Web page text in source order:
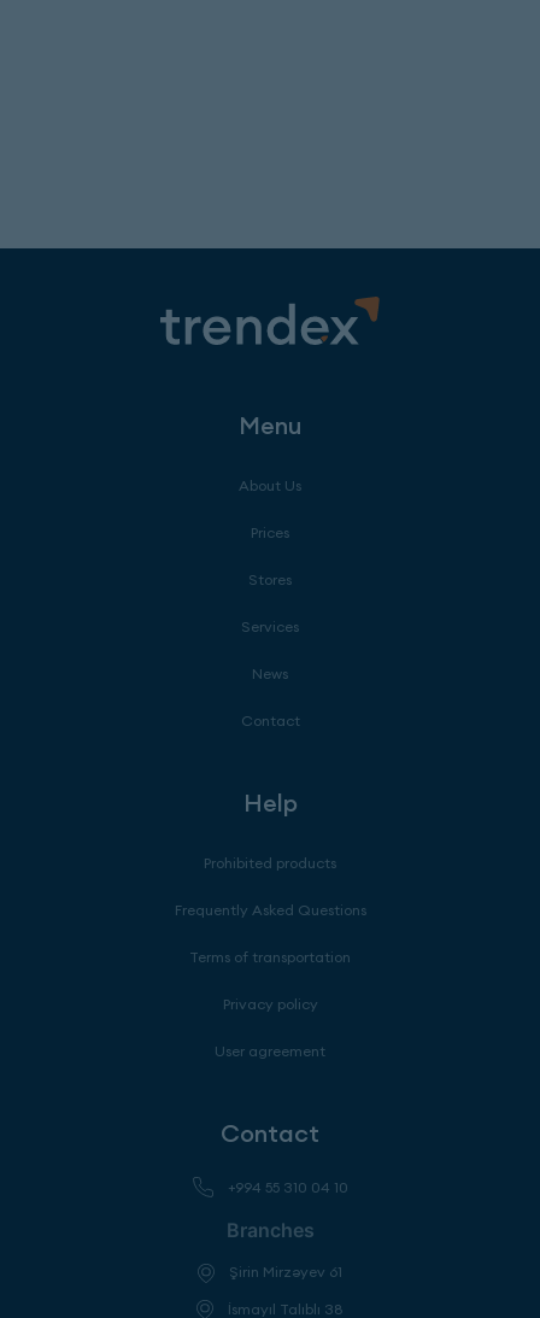
Menu
About Us
Prices
Stores
Services
News
Contact
Help
Prohibited products
Frequently Asked Questions
Terms of transportation
Privacy policy
User agreement
Contact
+994 55 310 04 10
Branches
Şirin Mirzəyev 61
İsmayıl Talıblı 38